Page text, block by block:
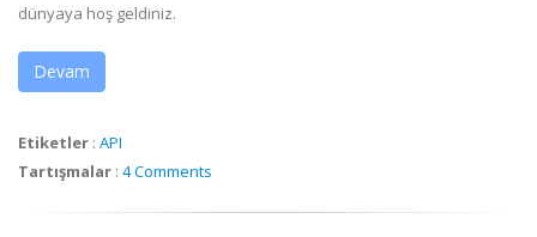
dünyaya hoş geldiniz.
Devam
Etiketler : API
Tartışmalar : 4 Comments